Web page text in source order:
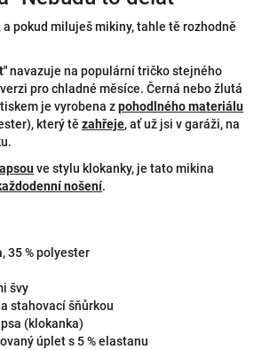
a pokud miluješ mikiny, tahle tě rozhodně
navazuje na populární tričko stejného
pro chladné měsíce. Černá nebo žlutá
je vyrobena zpohodlného materiálu
který tě zahřeje, ať už jsi v garáži, na
ve stylu klokanky, je tato mikina
nošení.
35 % polyester
švy
stahovací šňůrkou
(klokanka)
úplet s 5 % elastanu